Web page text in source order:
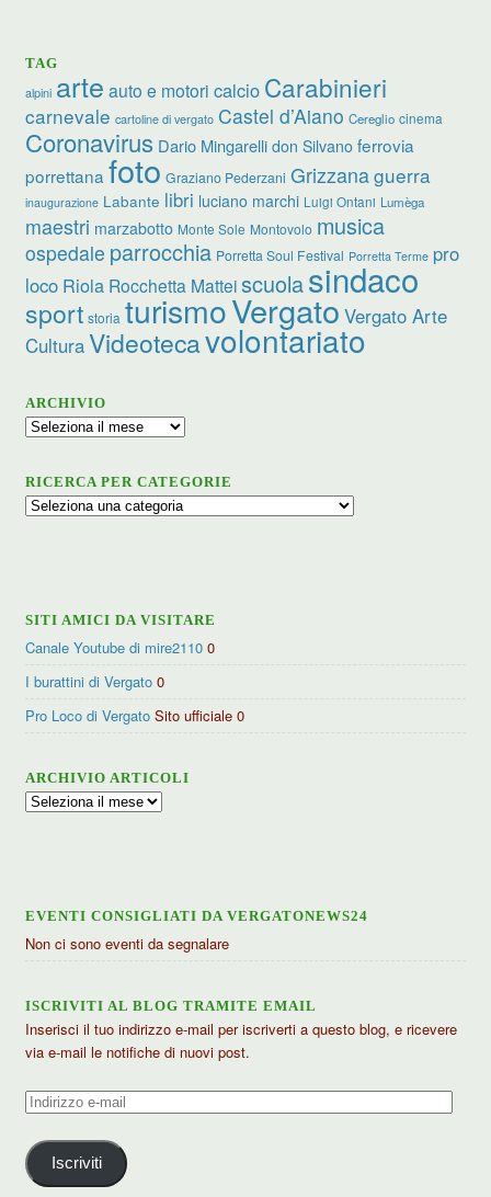
TAG
alpini arte auto e motori calcio Carabinieri
carnevale cartoline di vergato Castel d’Aiano Cereglio cinema
Coronavirus Dario Mingarelli don Silvano ferrovia
porrettana foto Graziano Pederzani Grizzanaguerra
inaugurazione Labante libri luciano marchi Luigi Ontani Lumèga
maestri marzabotto Monte Sole Montovolo musica
ospedale parrocchia Porretta Soul Festival Porretta Terme pro
loco Riola Rocchetta Matteiscuolasindaco
sport storia turismoVergato Vergato Arte
CulturaVideotecavolontariato
ARCHIVIO
Archivio
RICERCA PER CATEGORIE
Ricerca
SITI AMICI DA VISITARE
Canale Youtube di mire2110 0
I burattini di Vergato 0
Pro Loco di Vergato Sito ufficiale 0
ARCHIVIO ARTICOLI
Archivio
EVENTI CONSIGLIATI DA VERGATONEWS24
Non ci sono eventi da segnalare
ISCRIVITI AL BLOG TRAMITE EMAIL
Inserisci il tuo indirizzo e-mail per iscriverti a questo blog, e ricevere
via e-mail le notifiche di nuovi post.
Indirizzo
mail
Iscriviti